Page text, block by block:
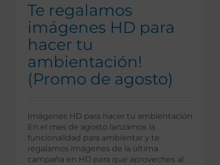
Te regalamos
imágenes HD para
hacer tu
ambientación!
(Promo de agosto)
Imágenes HD para hacer tu ambientación
En el mes de agosto lanzamos la
funcionalidad para ambientar y te
regalamos imágenes de la última
campaña en HD para que aproveches al